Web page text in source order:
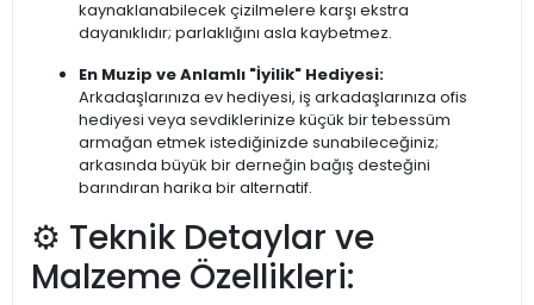
kaynaklanabilecek çizilmelere karşı ekstra
dayanıklıdır; parlaklığını asla kaybetmez.
En Muzip ve Anlamlı "İyilik" Hediyesi:
Arkadaşlarınıza ev hediyesi, iş arkadaşlarınıza ofis
hediyesi veya sevdiklerinize küçük bir tebessüm
armağan etmek istediğinizde sunabileceğiniz;
arkasında büyük bir derneğin bağış desteğini
barındıran harika bir alternatif.
⚙️ Teknik Detaylar ve
Malzeme Özellikleri: